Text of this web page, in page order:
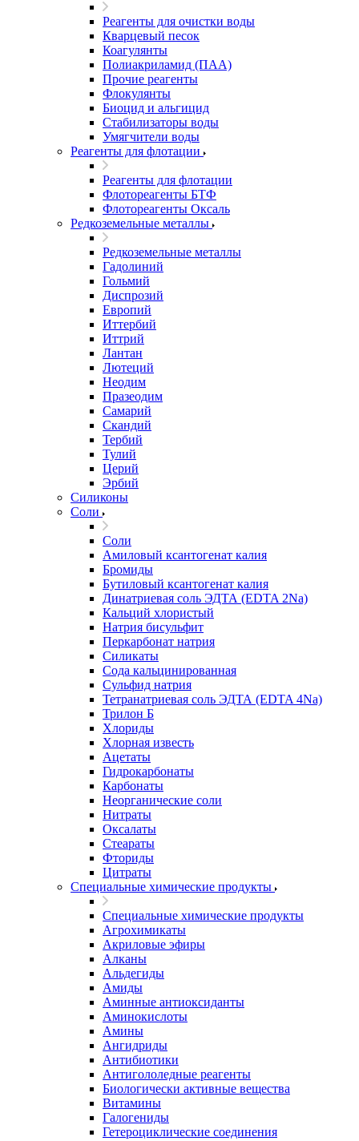
Реагенты для очистки воды
Кварцевый песок
Коагулянты
Полиакриламид (ПАА)
Прочие реагенты
Флокулянты
Биоцид и альгицид
Стабилизаторы воды
Умягчители воды
Реагенты для флотации
Реагенты для флотации
Флотореагенты БТФ
Флотореагенты Оксаль
Редкоземельные металлы
Редкоземельные металлы
Гадолиний
Гольмий
Диспрозий
Европий
Иттербий
Иттрий
Лантан
Лютеций
Неодим
Празеодим
Самарий
Скандий
Тербий
Тулий
Церий
Эрбий
Силиконы
Соли
Соли
Амиловый ксантогенат калия
Бромиды
Бутиловый ксантогенат калия
Динатриевая соль ЭДТА (EDTA 2Na)
Кальций хлористый
Натрия бисульфит
Перкарбонат натрия
Силикаты
Сода кальцинированная
Сульфид натрия
Тетранатриевая соль ЭДТА (EDTA 4Na)
Трилон Б
Хлориды
Хлорная известь
Ацетаты
Гидрокарбонаты
Карбонаты
Неорганические соли
Нитраты
Оксалаты
Стеараты
Фториды
Цитраты
Специальные химические продукты
Специальные химические продукты
Агрохимикаты
Акриловые эфиры
Алканы
Альдегиды
Амиды
Аминные антиоксиданты
Аминокислоты
Амины
Ангидриды
Антибиотики
Антигололедные реагенты
Биологически активные вещества
Витамины
Галогениды
Гетероциклические соединения